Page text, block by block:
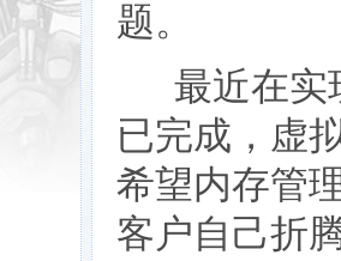
题。
最近在实
已完成，虚
希望内存管
客户自己折